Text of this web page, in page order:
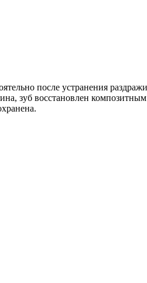
после устранения
зуб восстановлен